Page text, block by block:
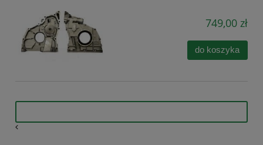
749,00 zł
do koszyka